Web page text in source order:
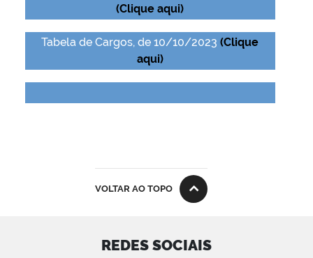
(Clique aqui)
Tabela de Cargos, de 10/10/2023(Clique
aqui)
VOLTAR AO TOPO
REDES SOCIAIS